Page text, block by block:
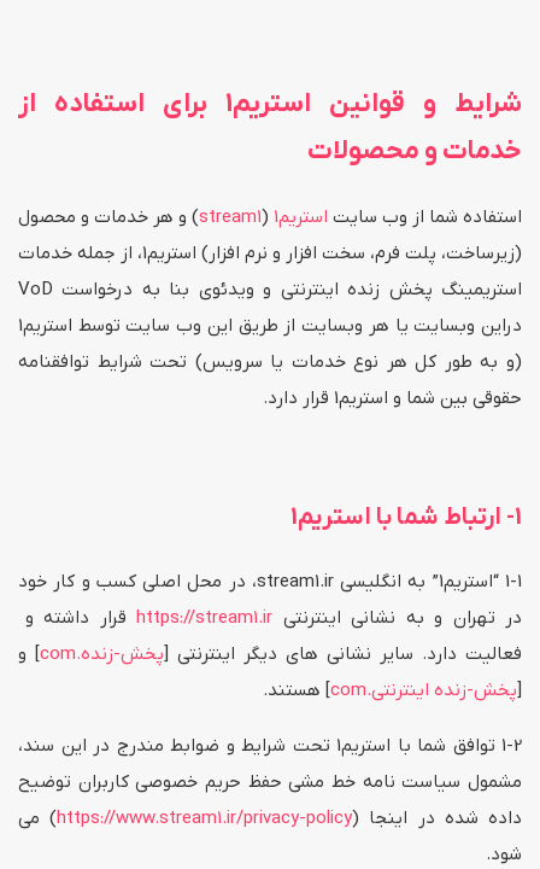
شرایط و قوانین استریم1 برای استفاده از
خدمات و محصولات
استفاده شما از وب سایت استریم1 (
stream1) و هر خدمات و محصول
(زیرساخت، پلت فرم، سخت افزار و نرم افزار) استریم1، از جمله خدمات
استریمینگ پخش زنده اینترنتی و ویدئوی بنا به درخواست VoD
دراین وبسایت یا هر وبسایت از طریق این وب سایت توسط استریم1
(و به طور کل هر نوع خدمات یا سرویس) تحت شرایط توافقنامه
حقوقی بین شما و استریم1 قرار دارد.
1- ارتباط شما با استریم1
1-1 “استریم1” به انگلیسی stream1.ir، در محل اصلی کسب و کار خود
در تهران و به نشانی اینترنتی https://stream1.ir قرار داشته و
فعالیت دارد. سایر نشانی های دیگر اینترنتی [پخش-زنده.com
] و
[پخش-زنده اینترنتی.com ] هستند.
1-2 توافق شما با استریم1 تحت شرایط و ضوابط مندرج در این سند،
مشمول سیاست نامه خط مشی حفظ حریم خصوصی کاربران توضیح
داده شده در اینجا (https://www.stream1.ir/privacy-policy) می
شود.